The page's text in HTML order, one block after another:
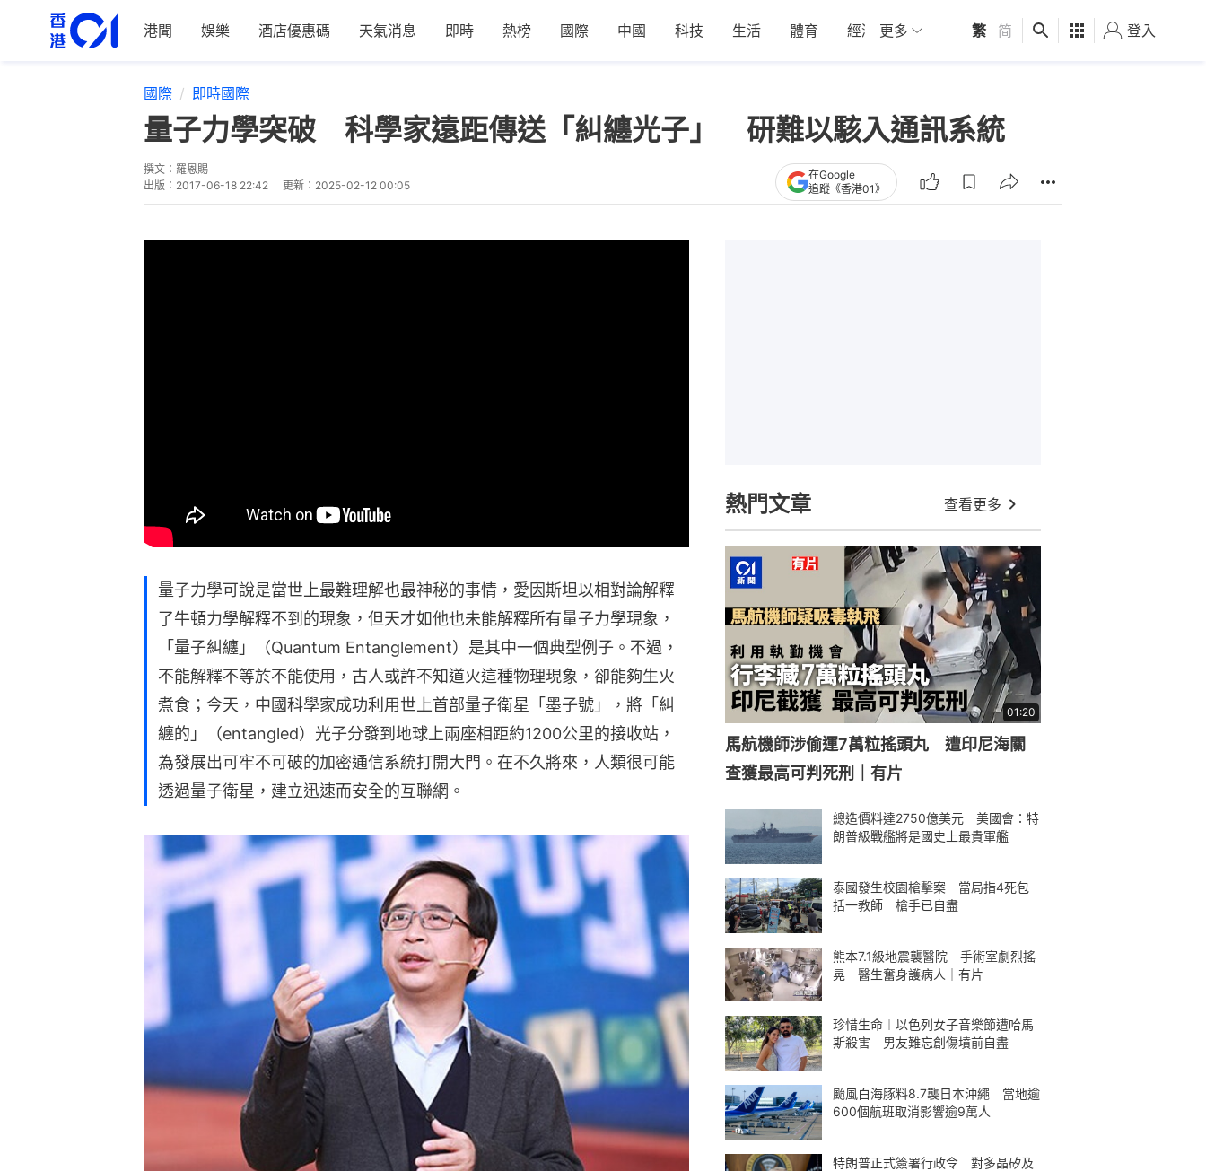
港聞 娛樂 酒店優惠碼 天氣消息 即時 熱榜 國際 中國 科技 生活 體育 經濟 01深圳 觀點 健康 好食玩飛
更多 繁 简 登入
國際 即時國際
量子力學突破 科學家遠距傳送「糾纏光子」 研難以駭入通訊系統
撰文： 羅恩賜
出版： 2017-06-18 22:42 更新： 2025-02-12 00:05
在Google
追蹤《香港01》
量子力學可說是當世上最難理解也最神秘的事情，愛因斯坦以相對論解釋
了牛頓力學解釋不到的現象，但天才如他也未能解釋所有量子力學現象，
「量子糾纏」（Quantum Entanglement）是其中一個典型例子。不過，
不能解釋不等於不能使用，古人或許不知道火這種物理現象，卻能夠生火
煮食；今天，中國科學家成功利用世上首部量子衛星「墨子號」，將「糾
纏的」（entangled）光子分發到地球上兩座相距約1200公里的接收站，
為發展出可牢不可破的加密通信系統打開大門。在不久將來，人類很可能
透過量子衛星，建立迅速而安全的互聯網。
熱門文章 查看更多
01:20
馬航機師涉偷運7萬粒搖頭丸 遭印尼海關
查獲最高可判死刑｜有片
總造價料達2750億美元 美國會：特
朗普級戰艦將是國史上最貴軍艦
泰國發生校園槍擊案 當局指4死包
括一教師 槍手已自盡
熊本7.1級地震襲醫院 手術室劇烈搖
晃 醫生奮身護病人｜有片
珍惜生命︱以色列女子音樂節遭哈馬
斯殺害 男友難忘創傷墳前自盡
颱風白海豚料8.7襲日本沖繩 當地逾
600個航班取消影響逾9萬人
特朗普正式簽署行政令 對多晶矽及